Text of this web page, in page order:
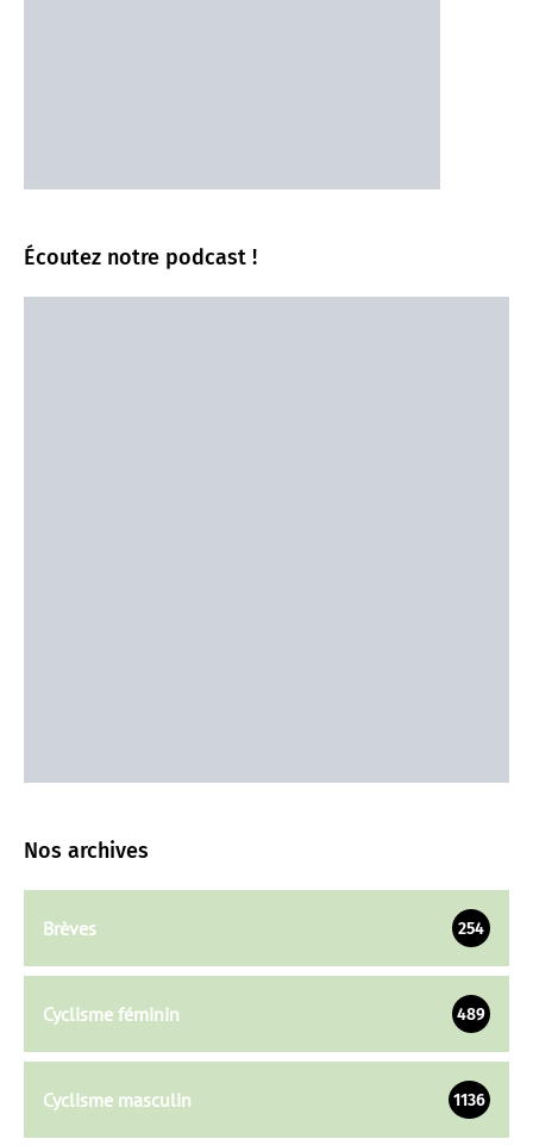
Écoutez notre podcast !
Nos archives
Brèves 254
Cyclisme féminin 489
Cyclisme masculin 1136